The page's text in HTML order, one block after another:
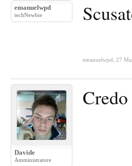
emanuelwpd
techNewbie
emanuelwpd 27
Davide
Amministratore